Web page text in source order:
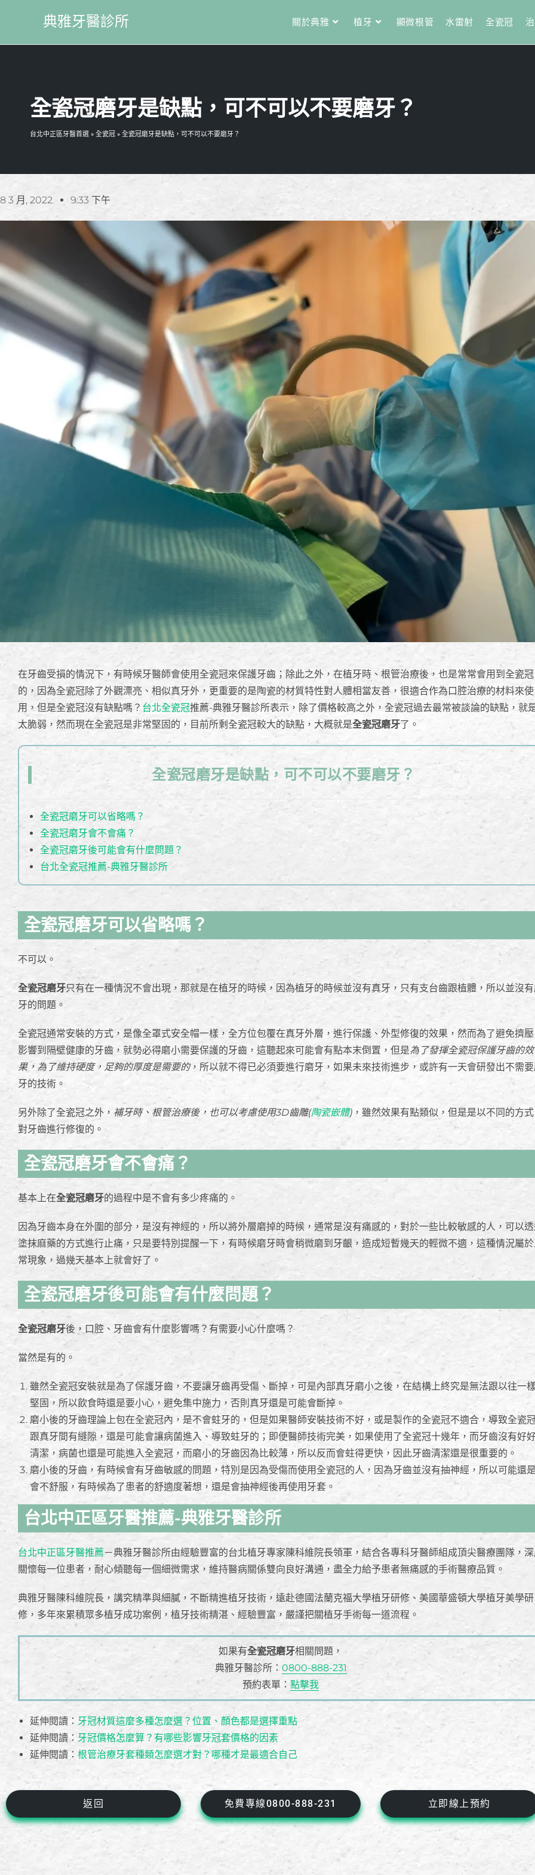
典雅牙醫診所 關於典雅 植牙 顯微根管 水雷射 全瓷冠
全瓷冠磨牙是缺點，可不可以不要磨牙？
台北中正區牙醫首選 » 全瓷冠 » 全瓷冠磨牙是缺點，可不可以不要磨牙？
8 3 月, 2022 9:33 下午
在牙齒受損的情況下，有時候牙醫師會使用全瓷冠來保護牙齒；除此之外，在植牙時、根管治療後，也是常常會用到全瓷冠
的，因為全瓷冠除了外觀漂亮、相似真牙外，更重要的是陶瓷的材質特性對人體相當友善，很適合作為口腔治療的材料來使
用，但是全瓷冠沒有缺點嗎？ 台北全瓷冠推薦-典雅牙醫診所表示，除了價格較高之外，全瓷冠過去最常被談論的缺點，就
太脆弱，然而現在全瓷冠是非常堅固的，目前所剩全瓷冠較大的缺點，大概就是全瓷冠磨牙了。
全瓷冠磨牙是缺點，可不可以不要磨牙？
全瓷冠磨牙可以省略嗎？
全瓷冠磨牙會不會痛？
全瓷冠磨牙後可能會有什麼問題？
台北全瓷冠推薦-典雅牙醫診所
全瓷冠磨牙可以省略嗎？
不可以。
全瓷冠磨牙只有在一種情況不會出現，那就是在植牙的時候，因為植牙的時候並沒有真牙，只有支台齒跟植體，所以並沒
牙的問題。
全瓷冠通常安裝的方式，是像全罩式安全帽一樣，全方位包覆在真牙外層，進行保護、外型修復的效果，然而為了避免擠
影響到隔壁健康的牙齒，就勢必得磨小需要保護的牙齒，這聽起來可能會有點本末倒置，但是為了發揮全瓷冠保護牙齒的效
果，為了維持硬度，足夠的厚度是需要的，所以就不得已必須要進行磨牙，如果未來技術進步，或許有一天會研發出不需
牙的技術。
另外除了全瓷冠之外， 補牙時、根管治療後，也可以考慮使用3D齒雕(陶瓷嵌體) ，雖然效果有點類似，但是是以不同的方
對牙齒進行修復的。
全瓷冠磨牙會不會痛？
基本上在全瓷冠磨牙的過程中是不會有多少疼痛的。
因為牙齒本身在外圍的部分，是沒有神經的，所以將外層磨掉的時候，通常是沒有痛感的，對於一些比較敏感的人，可以
塗抹麻藥的方式進行止痛，只是要特別提醒一下，有時候磨牙時會稍微磨到牙齦，造成短暫幾天的輕微不適，這種情況屬
常現象，過幾天基本上就會好了。
全瓷冠磨牙後可能會有什麼問題？
全瓷冠磨牙後，口腔、牙齒會有什麼影響嗎？有需要小心什麼嗎？
當然是有的。
雖然全瓷冠安裝就是為了保護牙齒，不要讓牙齒再受傷、斷掉，可是內部真牙磨小之後，在結構上終究是無法跟以往一
堅固，所以飲食時還是要小心，避免集中施力，否則真牙還是可能會斷掉。
磨小後的牙齒理論上包在全瓷冠內，是不會蛀牙的，但是如果醫師安裝技術不好，或是製作的全瓷冠不適合，導致全瓷
跟真牙間有縫隙，還是可能會讓病菌進入、導致蛀牙的；即便醫師技術完美，如果使用了全瓷冠十幾年，而牙齒沒有好
清潔，病菌也還是可能進入全瓷冠，而磨小的牙齒因為比較薄，所以反而會蛀得更快，因此牙齒清潔還是很重要的。
磨小後的牙齒，有時候會有牙齒敏感的問題，特別是因為受傷而使用全瓷冠的人，因為牙齒並沒有抽神經，所以可能還
會不舒服，有時候為了患者的舒適度著想，還是會抽神經後再使用牙套。
台北中正區牙醫推薦-典雅牙醫診所
台北中正區牙醫推薦－典雅牙醫診所由經驗豐富的台北植牙專家陳科維院長領軍，結合各專科牙醫師組成頂尖醫療團隊，
關懷每一位患者，耐心傾聽每一個細微需求，維持醫病關係雙向良好溝通，盡全力給予患者無痛感的手術醫療品質。
典雅牙醫陳科維院長，講究精準與細膩，不斷精進植牙技術，遠赴德國法蘭克福大學植牙研修、美國華盛頓大學植牙美學研
修，多年來累積眾多植牙成功案例，植牙技術精湛、經驗豐富，嚴謹把關植牙手術每一道流程。
如果有全瓷冠磨牙相關問題，
典雅牙醫診所： 0800-888-231
預約表單： 點擊我
延伸閱讀： 牙冠材質這麼多種怎麼選？位置、顏色都是選擇重點
延伸閱讀： 牙冠價格怎麼算？有哪些影響牙冠套價格的因素
延伸閱讀： 根管治療牙套種類怎麼選才對？哪種才是最適合自己
返回 免費專線0800-888-231 立即線上預約